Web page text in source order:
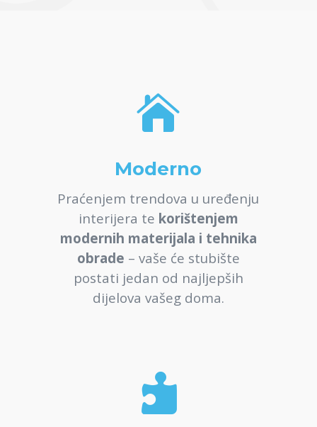

Moderno
Praćenjem trendova u uređenju
interijera te korištenjem
modernih materijala i tehnika
obrade – vaše će stubište
postati jedan od najljepših
dijelova vašeg doma.
